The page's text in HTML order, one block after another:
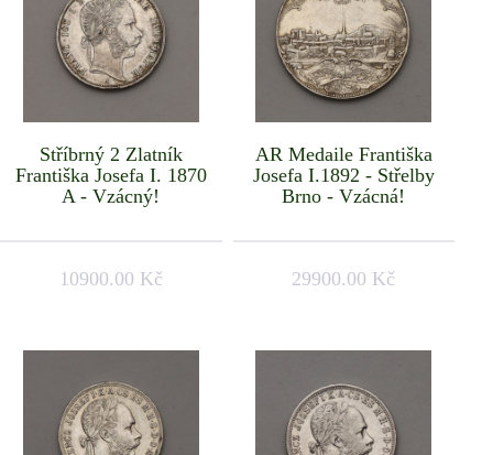
Stříbrný 2 Zlatník
Františka Josefa I. 1870
A - Vzácný!
10900.00 Kč
AR Medaile Františka
Josefa I.1892 - Střelby
Brno - Vzácná!
29900.00 Kč